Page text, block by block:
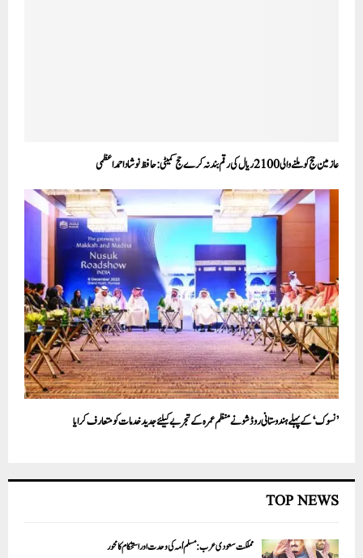
عازمین حج کو ملنے والی 2100ریال کی رقم بند نہ کرے حج کمیٹی:حافظ نوشاد احمد اعظمی
’نسوک‘ کے پہلے ہندوستانی روڈ شو نے منظم عمرہ کے تجربے کیلئے جدید خدمات کو متعارف کرایا
TOP NEWS
مملکت سعودی عرب: مسلم اُمہ کی وحدت اور استحکام کا محور